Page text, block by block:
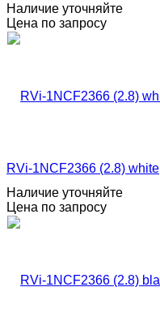
Наличие уточняйте
Цена по запросу
RVi-1NCF2366 (2.8) white
Наличие уточняйте
Цена по запросу